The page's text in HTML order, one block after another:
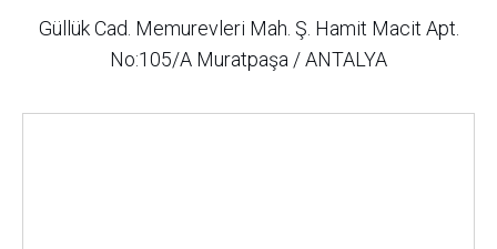
Güllük Cad. Memurevleri Mah. Ş. Hamit Macit Apt.
No:105/A Muratpaşa / ANTALYA